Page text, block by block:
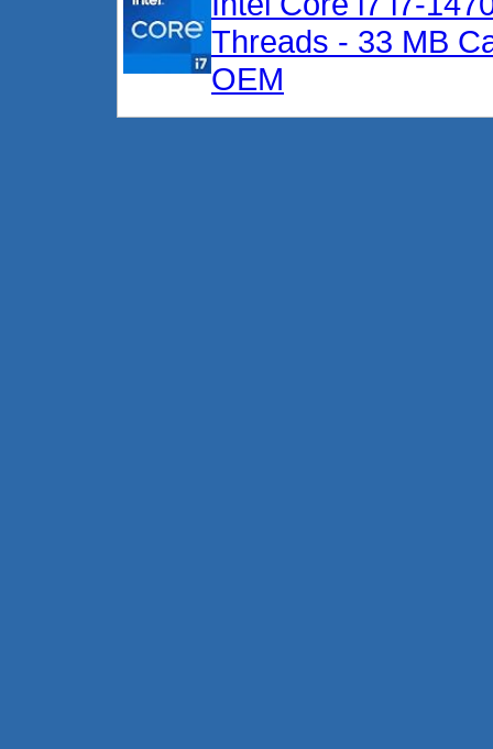
Threads - 33 MB
OEM